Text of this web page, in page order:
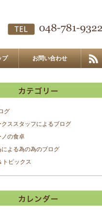
プ お問い合わせ
グ
クススタッフによるブログ
ノの食卓
による為の為のブログ
トピックス